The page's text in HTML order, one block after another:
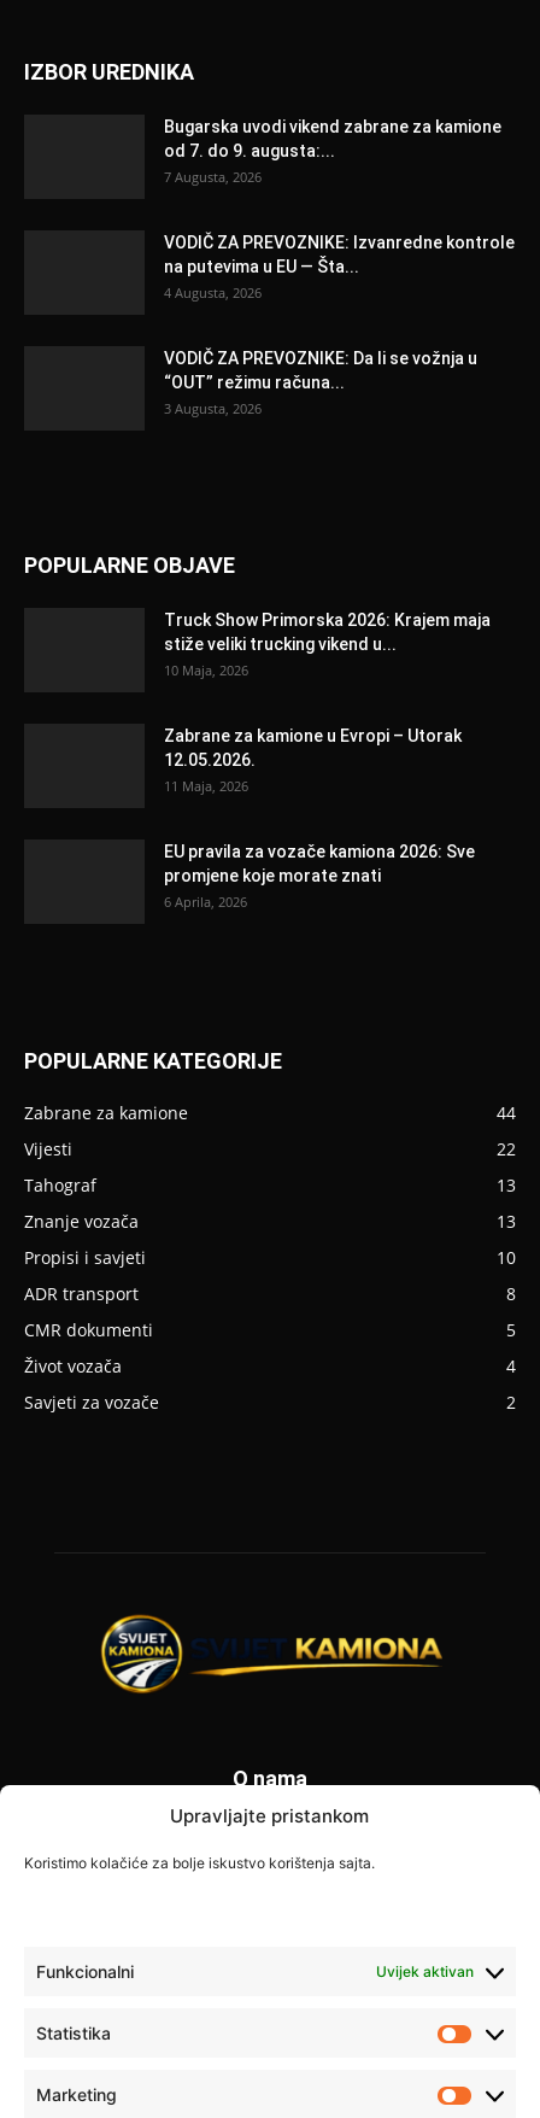
Upravljajte pristankom
Koristimo kolačiće za bolje iskustvo korištenja sajta.
Funkcionalni Uvijek aktivan
Statistika
Marketing
IZBOR UREDNIKA
Bugarska uvodi vikend zabrane za kamione
od 7. do 9. augusta:...
7 Augusta, 2026
VODIČ ZA PREVOZNIKE: Izvanredne kontrole
na putevima u EU — Šta...
4 Augusta, 2026
VODIČ ZA PREVOZNIKE: Da li se vožnja u
“OUT” režimu računa...
3 Augusta, 2026
POPULARNE OBJAVE
Truck Show Primorska 2026: Krajem maja
stiže veliki trucking vikend u...
10 Maja, 2026
Zabrane za kamione u Evropi – Utorak
12.05.2026.
11 Maja, 2026
EU pravila za vozače kamiona 2026: Sve
promjene koje morate znati
6 Aprila, 2026
POPULARNE KATEGORIJE
Zabrane za kamione
44
Vijesti
22
Tahograf
13
Znanje vozača
13
Propisi i savjeti
10
ADR transport
8
CMR dokumenti
5
Život vozača
4
Savjeti za vozače
2
O nama
Svijet Kamiona je specijalizovani portal posvećen vozačima
kamiona i transportnoj industriji. Donosimo najnovije